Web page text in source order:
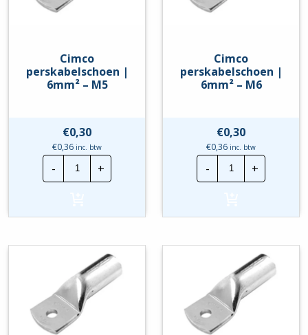
Cimco
perskabelschoen |
6mm² – M5
€0,30
€0,36 inc. btw
-
Cimco
perskabelschoen
|
M5
+
Cimco
perskabelschoen |
6mm² – M6
€0,30
€0,36 inc. btw
-
Cimco
|
M6
+